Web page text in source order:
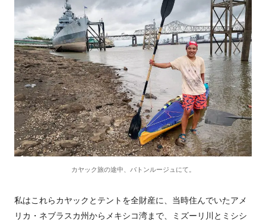
カヤック旅の途中、バトンルージュにて。
私はこれらカヤックとテントを全財産に、当時住んでいたアメ
リカ・ネブラスカ州からメキシコ湾まで、ミズーリ川とミシシ